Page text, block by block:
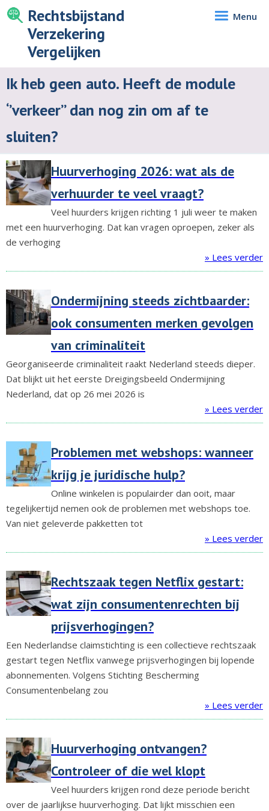
Rechtsbijstand
Verzekering
Vergelijken
Menu
Ik heb geen auto. Heeft de module
‘’verkeer’’ dan nog zin om af te
sluiten?
Huurverhoging 2026: wat als de
verhuurder te veel vraagt?
Veel huurders krijgen richting 1 juli weer te maken
met een huurverhoging. Dat kan vragen oproepen, zeker als
de verhoging
» Lees verder
Ondermijning steeds zichtbaarder:
ook consumenten merken gevolgen
van criminaliteit
Georganiseerde criminaliteit raakt Nederland steeds dieper.
Dat blijkt uit het eerste Dreigingsbeeld Ondermijning
Nederland, dat op 26 mei 2026 is
» Lees verder
Problemen met webshops: wanneer
krijg je juridische hulp?
Online winkelen is populairder dan ooit, maar
tegelijkertijd nemen ook de problemen met webshops toe.
Van niet geleverde pakketten tot
» Lees verder
Rechtszaak tegen Netflix gestart:
wat zijn consumentenrechten bij
prijsverhogingen?
Een Nederlandse claimstichting is een collectieve rechtszaak
gestart tegen Netflix vanwege prijsverhogingen bij lopende
abonnementen. Volgens Stichting Bescherming
Consumentenbelang zou
» Lees verder
Huurverhoging ontvangen?
Controleer of die wel klopt
Veel huurders krijgen rond deze periode bericht
over de jaarlijkse huurverhoging. Dat lijkt misschien een